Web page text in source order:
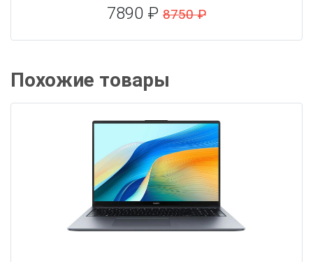
7890 ₽ 8750 ₽
Похожие товары